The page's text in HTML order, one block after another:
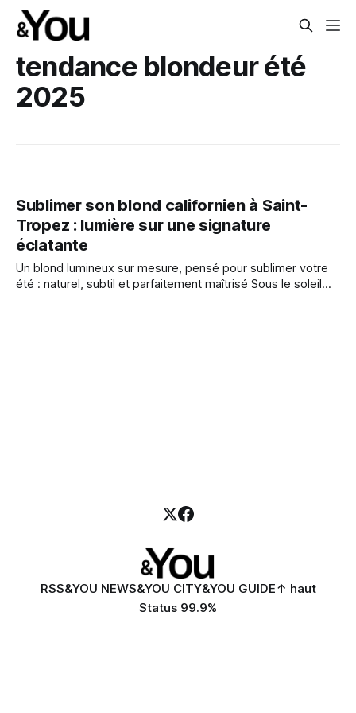
tendance blondeur été
2025
Sublimer son blond californien à Saint-
Tropez : lumière sur une signature
éclatante
Un blond lumineux sur mesure, pensé pour sublimer votre
été : naturel, subtil et parfaitement maîtrisé Sous le soleil
RSS&YOU NEWS&YOU CITY&YOU GUIDE↑ haut
Status 99.9%